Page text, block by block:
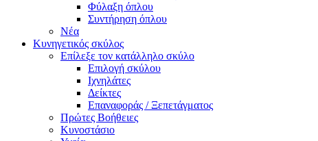
Φύλαξη όπλου
Συντήρηση όπλου
Νέα
Κυνηγετικός σκύλος
Επίλεξε τον κατάλληλο σκύλο
Επιλογή σκύλου
Ιχνηλάτες
Δείκτες
Επαναφοράς / Ξεπετάγματος
Πρώτες Βοήθειες
Κυνοστάσιο